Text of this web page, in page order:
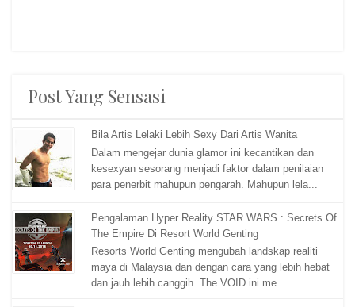
Post Yang Sensasi
Bila Artis Lelaki Lebih Sexy Dari Artis Wanita
Dalam mengejar dunia glamor ini kecantikan dan
kesexyan sesorang menjadi faktor dalam penilaian
para penerbit mahupun pengarah. Mahupun lela...
Pengalaman Hyper Reality STAR WARS : Secrets Of
The Empire Di Resort World Genting
Resorts World Genting mengubah landskap realiti
maya di Malaysia dan dengan cara yang lebih hebat
dan jauh lebih canggih. The VOID ini me...